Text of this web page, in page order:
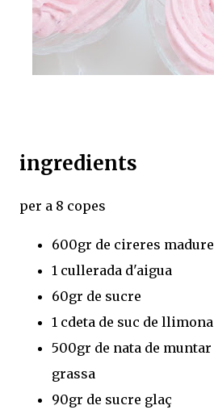
ingredients
per a 8 copes
600gr de cireres
1 cullerada d'aigua
60gr de sucre
1 cdeta de suc de llimona
500gr de nata de muntar
grassa
90gr de sucre glaç